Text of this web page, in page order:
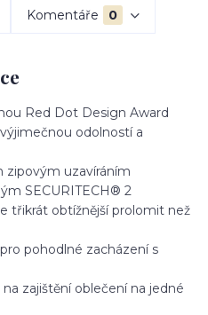
Komentáře 0
Red Dot Design Award
odolností a
zipovým uzavíráním
SECURITECH® 2
třikrát obtížnější prolomit než
pohodlné zacházení s
zajištění oblečení na jedné